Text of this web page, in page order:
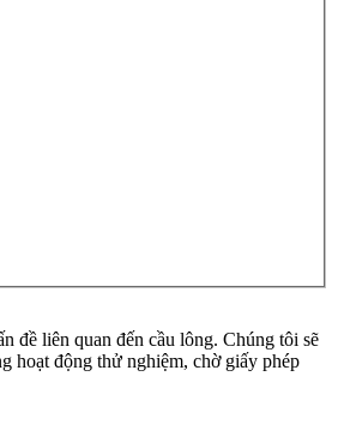
đề liên quan đến cầu lông. Chúng tôi sẽ
hoạt động thử nghiệm, chờ giấy phép